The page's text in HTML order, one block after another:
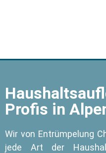
Profis in
Wir von Entrümpelung
jede Art der